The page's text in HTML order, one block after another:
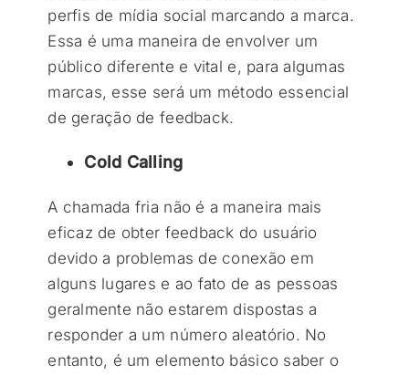
perfis de mídia social marcando a marca.
Essa é uma maneira de envolver um
público diferente e vital e, para algumas
marcas, esse será um método essencial
de geração de feedback.
Cold Calling
A chamada fria não é a maneira mais
eficaz de obter feedback do usuário
devido a problemas de conexão em
alguns lugares e ao fato de as pessoas
geralmente não estarem dispostas a
responder a um número aleatório. No
entanto, é um elemento básico saber o